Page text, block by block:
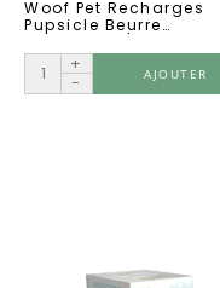
Woof Pet Recharges
Pupsicle Beurre
+
-
AJOUTER